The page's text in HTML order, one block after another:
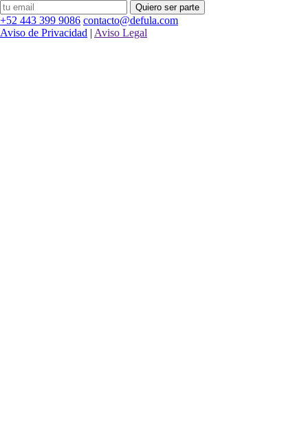
Quiero ser parte
+52 443 399 9086 contacto@defula.com
Aviso de Privacidad | Aviso Legal